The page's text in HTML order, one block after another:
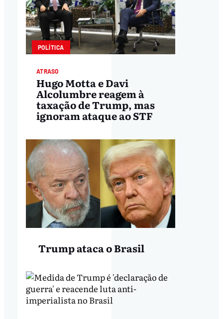
POLÍTICA
ATRASO
Hugo Motta e Davi
Alcolumbre reagem à
taxação de Trump, mas
ignoram ataque ao STF
Trump ataca o Brasil